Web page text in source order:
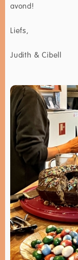
avond!
Liefs,
Judith & Cibell